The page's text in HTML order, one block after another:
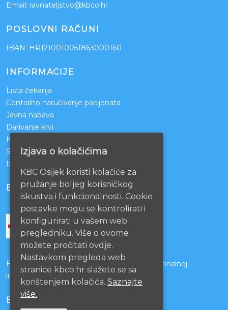
Email: ravnateljstvo@kbco.hr
POSLOVNI RAČUNI
IBAN: HR1210010051863000160
INFORMACIJE
Lista čekanja
Centralno naručivanje pacijenata
Javna nabava
Darivanje krvi
KBCO Webmail
Sestrinstvo KBC Osijek
Izjava o pristupačnosti mrežnih stranica
BOLNICE PARTNERI
Bolnice s kojima je potpisan ugovor o funkcionalnoj
integraciji
EU PROJEKTI
Izjava o kolačićima
KBC Osijek koristi kolačiće za
pružanje boljeg korisničkog
iskustva i funkcionalnosti. Cookie
postavke mogu se kontrolirati i
konfigurirati u vašem web
pregledniku. Više o ovome
možete pročitati ovdje.
Nastavkom pregleda web
stranice kbco.hr slažete se sa
korištenjem kolačića. Saznajte
više.